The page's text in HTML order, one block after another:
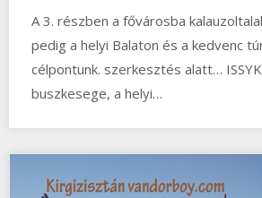
A 3. részben a fővárosba
pedig a helyi Balaton és a kedvenc
célpontunk. szerkesztés alatt…
buszkesege, a helyi…